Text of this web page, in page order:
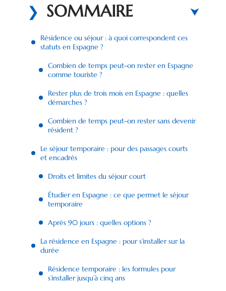
SOMMAIRE
Résidence ou séjour : à quoi correspondent ces
statuts en Espagne ?
Combien de temps peut-on rester en Espagne
comme touriste ?
Rester plus de trois mois en Espagne : quelles
démarches ?
Combien de temps peut-on rester sans devenir
résident ?
Le séjour temporaire : pour des passages courts
et encadrés
Droits et limites du séjour court
Étudier en Espagne : ce que permet le séjour
temporaire
Après 90 jours : quelles options ?
La résidence en Espagne : pour s’installer sur la
durée
Résidence temporaire : les formules pour
s’installer jusqu’à cinq ans